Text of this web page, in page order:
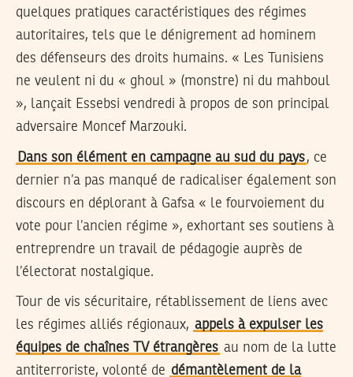
quelques pratiques caractéristiques des régimes
autoritaires, tels que le dénigrement ad hominem
des défenseurs des droits humains. « Les Tunisiens
ne veulent ni du « ghoul » (monstre) ni du mahboul
», lançait Essebsi vendredi à propos de son principal
adversaire Moncef Marzouki.
Dans son élément en campagne au sud du pays, ce
dernier n’a pas manqué de radicaliser également son
discours en déplorant à Gafsa « le fourvoiement du
vote pour l’ancien régime », exhortant ses soutiens à
entreprendre un travail de pédagogie auprès de
l’électorat nostalgique.
Tour de vis sécuritaire, rétablissement de liens avec
les régimes alliés régionaux, appels à expulser les
équipes de chaînes TV étrangères au nom de la lutte
antiterroriste, volonté de démantèlement de la